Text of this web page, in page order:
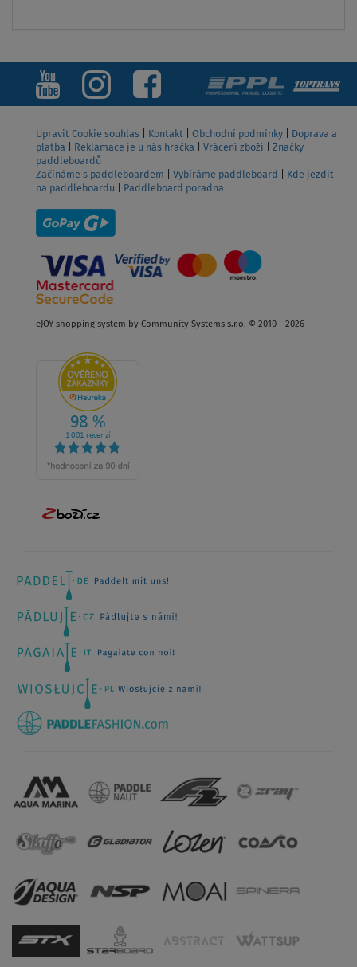
Upravit Cookie souhlas Kontakt Obchodní podmínky
Doprava a
platba
Reklamace je u nás hračka Vrácení zboží
Značky
paddleboardů
Začínáme s paddleboardem
Vybíráme paddleboard
Kde jezdit
na paddleboardu
Paddleboard poradna
eJOY shopping system by Community Systems s.r.o. © 2010 - 2026